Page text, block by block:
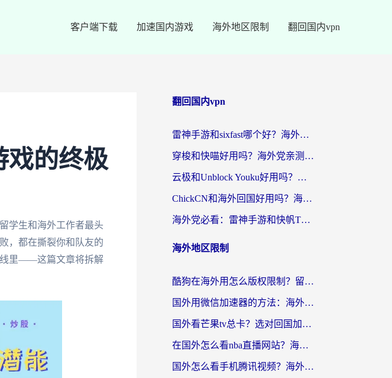
客户端下载 加速国内游戏 海外地区限制 翻回国内vpn
戏的终极
学生和海外工作者最头
，都在撕裂你和队友的
线里——这篇文章将拆解
翻回国内vpn
雷神手游和sixfast哪个好？海外党亲测3款回国加速器，教你选对不踩坑
穿梭和快喵好用吗？海外党亲测：小众加速器对比+番茄加速器深度体验
云极和Unblock Youku好用吗？海外党亲测+2026回国加速器避坑指南
ChickCN和海外回国好用吗？海外党2026亲测：从手游到影音，选对加速器的3个关键
海外党必看：雷神手游和快帆TV版好用吗？3步选对回国加速器不踩坑
海外地区限制
酷狗在海外用怎么版权限制？留学生亲测：3步解决听国内音乐难题
国外用微信加速器的方法：海外党无缝连接国内生活的实用指南
国外看芒果tv总卡？选对回国加速器，轻松追《浪姐》不费劲
在国外怎么看nba直播网站？海外党专属体育观赛指南，告别地区限制！
国外怎么看手机腾讯视频？海外党亲测有效的追剧加速器选择指南